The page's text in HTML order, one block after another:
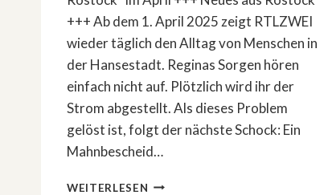
+++ Ab dem 1. April 2025 zeigt RTLZWEI
wieder täglich den Alltag von Menschen in
der Hansestadt. Reginas Sorgen hören
einfach nicht auf. Plötzlich wird ihr der
Strom abgestellt. Als dieses Problem
gelöst ist, folgt der nächste Schock: Ein
Mahnbescheid…
WEITERLESEN RTLZWEI